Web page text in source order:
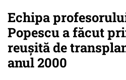
Echipa
Popescu a făcut
reușită de
anul 2000